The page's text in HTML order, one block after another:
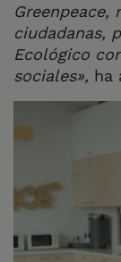
Greenpeace,
ciudadanas,
Ecológico
sociales», ha